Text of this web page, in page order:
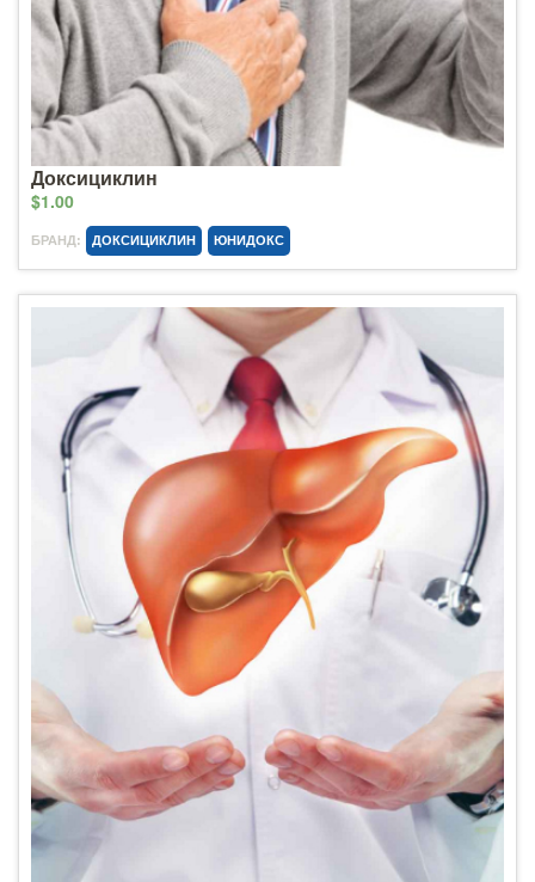
Доксициклин
$1.00
БРАНД: ДОКСИЦИКЛИН ЮНИДОКС